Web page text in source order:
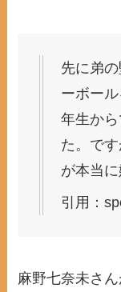
先に弟
ーボー
年生か
た。で
が本当
引用：
麻野七奈未さ